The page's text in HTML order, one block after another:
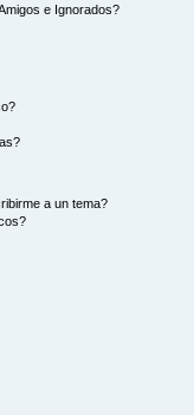
e Ignorados?
a un tema?